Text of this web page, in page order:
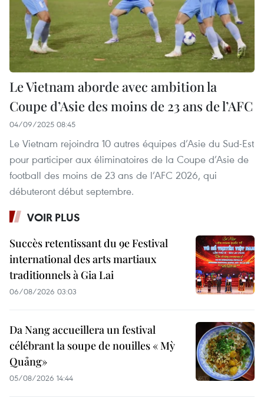
Le Vietnam aborde avec ambition la
Coupe d’Asie des moins de 23 ans de l’AFC
04/09/2025 08:45
Le Vietnam rejoindra 10 autres équipes d’Asie du Sud-Est
pour participer aux éliminatoires de la Coupe d’Asie de
football des moins de 23 ans de l’AFC 2026, qui
débuteront début septembre.
VOIR PLUS
Succès retentissant du 9e Festival
international des arts martiaux
traditionnels à Gia Lai
06/08/2026 03:03
Da Nang accueillera un festival
célébrant la soupe de nouilles « Mỳ
Quảng»
05/08/2026 14:44